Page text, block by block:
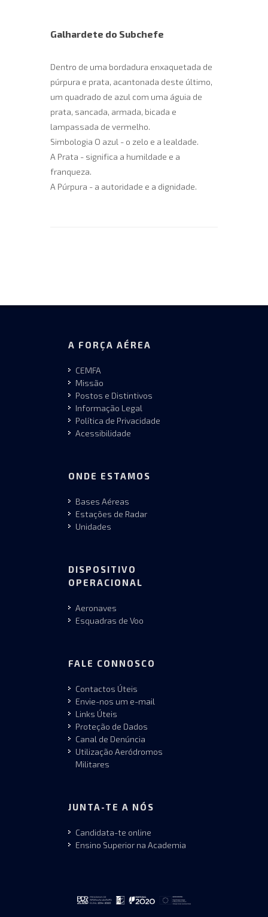
Galhardete do Subchefe
Dentro de uma bordadura enxaquetada de
púrpura e prata, acantonada deste último,
um quadrado de azul com uma águia de
prata, sancada, armada, bicada e
lampassada de vermelho.
Simbologia O azul - o zelo e a lealdade.
A Prata - significa a humildade e a
franqueza.
A Púrpura - a autoridade e a dignidade.
A FORÇA AÉREA
CEMFA
Missão
Postos e Distintivos
Informação Legal
Política de Privacidade
Acessibilidade
ONDE ESTAMOS
Bases Aéreas
Estações de Radar
Unidades
DISPOSITIVO
OPERACIONAL
Aeronaves
Esquadras de Voo
FALE CONNOSCO
Contactos Úteis
Envie-nos um e-mail
Links Úteis
Proteção de Dados
Canal de Denúncia
Utilização Aeródromos
Militares
JUNTA-TE A NÓS
Candidata-te online
Ensino Superior na Academia